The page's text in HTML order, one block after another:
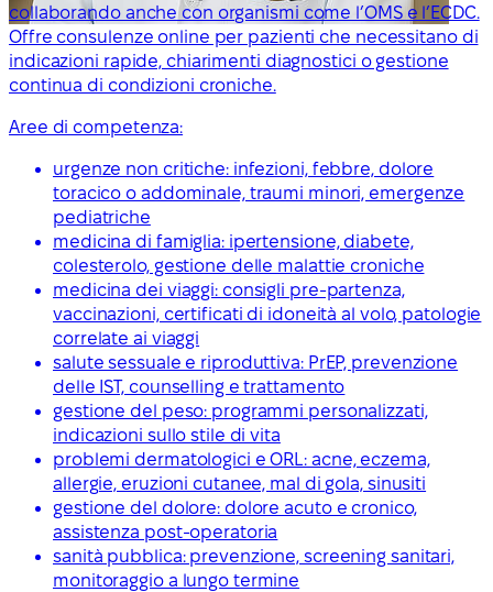
collaborando anche con organismi come l’OMS e l’ECDC.
Offre consulenze online per pazienti che necessitano di
indicazioni rapide, chiarimenti diagnostici o gestione
continua di condizioni croniche.
Aree di competenza:
urgenze non critiche: infezioni, febbre, dolore
toracico o addominale, traumi minori, emergenze
pediatriche
medicina di famiglia: ipertensione, diabete,
colesterolo, gestione delle malattie croniche
medicina dei viaggi: consigli pre-partenza,
vaccinazioni, certificati di idoneità al volo, patologie
correlate ai viaggi
salute sessuale e riproduttiva: PrEP, prevenzione
delle IST, counselling e trattamento
gestione del peso: programmi personalizzati,
indicazioni sullo stile di vita
problemi dermatologici e ORL: acne, eczema,
allergie, eruzioni cutanee, mal di gola, sinusiti
gestione del dolore: dolore acuto e cronico,
assistenza post-operatoria
sanità pubblica: prevenzione, screening sanitari,
monitoraggio a lungo termine